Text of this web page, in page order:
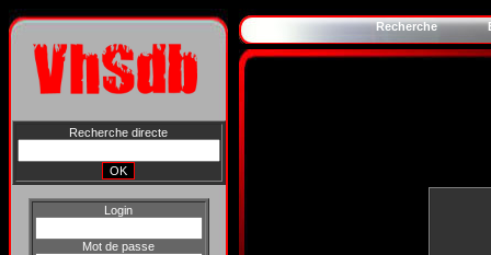
Recherche directe
Login
Mot de passe
Recherche